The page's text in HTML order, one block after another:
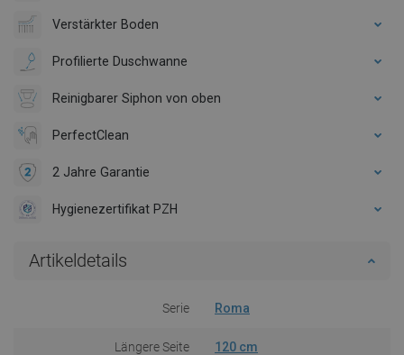
Verstärkter Boden
Profilierte Duschwanne
Reinigbarer Siphon von oben
PerfectClean
2 Jahre Garantie
Hygienezertifikat PZH
Artikeldetails
Serie Roma
Längere Seite 120 cm